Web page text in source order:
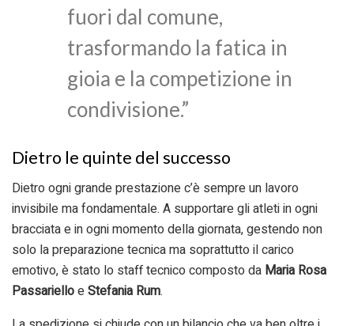
fuori dal comune,
trasformando la fatica in
gioia e la competizione in
condivisione.”
Dietro le quinte del successo
Dietro ogni grande prestazione c’è sempre un lavoro
invisibile ma fondamentale. A supportare gli atleti in ogni
bracciata e in ogni momento della giornata, gestendo non
solo la preparazione tecnica ma soprattutto il carico
emotivo, è stato lo staff tecnico composto da Maria Rosa
PassarielloeStefania Rum.